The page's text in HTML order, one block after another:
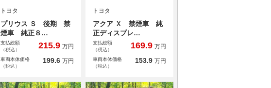
トヨタ
プリウス Ｓ 後期 禁
煙車 純正８…
支払総額
（税込）
215.9 万円
車両本体価格
（税込）
199.6 万円
トヨタ
アクア Ｘ 禁煙車 純
正ディスプレ…
支払総額
（税込）
169.9 万円
車両本体価格
（税込）
153.9 万円